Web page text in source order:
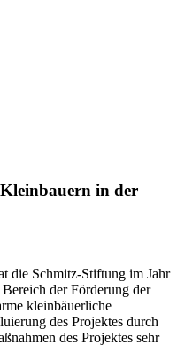
in der
die Schmitz-Stiftung im Jahr
der Förderung der
kleinbäuerliche
des Projektes durch
des Projektes sehr